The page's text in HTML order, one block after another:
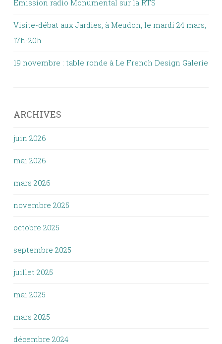
Émission radio Monumental sur la RTS
Visite-débat aux Jardies, à Meudon, le mardi 24 mars,
17h-20h
19 novembre : table ronde à Le French Design Galerie
ARCHIVES
juin 2026
mai 2026
mars 2026
novembre 2025
octobre 2025
septembre 2025
juillet 2025
mai 2025
mars 2025
décembre 2024